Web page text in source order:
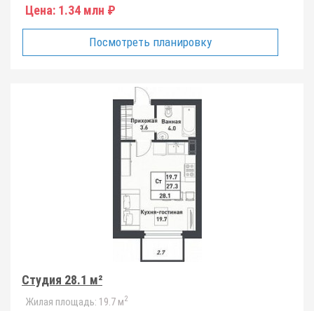
Цена: 1.34 млн ₽
Посмотреть планировку
Студия 28.1 м²
Жилая площадь: 19.7 м2